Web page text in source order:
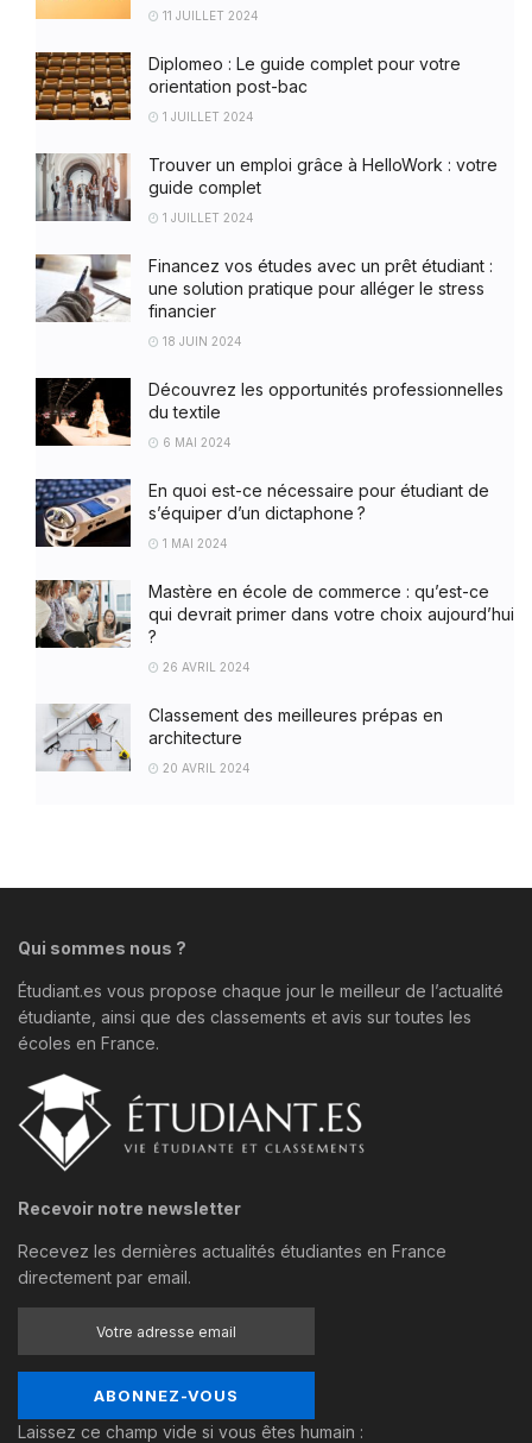
11 JUILLET 2024
Diplomeo : Le guide complet pour votre
orientation post-bac
1 JUILLET 2024
Trouver un emploi grâce à HelloWork : votre
guide complet
1 JUILLET 2024
Financez vos études avec un prêt étudiant :
une solution pratique pour alléger le stress
financier
18 JUIN 2024
Découvrez les opportunités professionnelles
du textile
6 MAI 2024
En quoi est-ce nécessaire pour étudiant de
s’équiper d’un dictaphone ?
1 MAI 2024
Mastère en école de commerce : qu’est-ce
qui devrait primer dans votre choix aujourd’hui
?
26 AVRIL 2024
Classement des meilleures prépas en
architecture
20 AVRIL 2024
Qui sommes nous ?
Étudiant.es vous propose chaque jour le meilleur de l’actualité
étudiante, ainsi que des classements et avis sur toutes les
écoles en France.
Recevoir notre newsletter
Recevez les dernières actualités étudiantes en France
directement par email.
Laissez ce champ vide si vous êtes humain :